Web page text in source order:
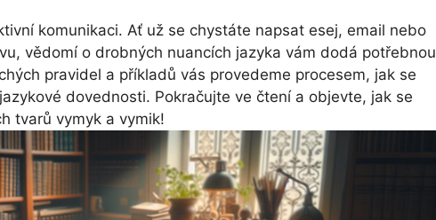
komunikaci. Ať už se chystáte napsat esej, email nebo
vědomí o drobných nuancích jazyka vám dodá potřebnou
pravidel a příkladů vás provedeme procesem, jak se
dovednosti. Pokračujte ve čtení a objevte, jak se
tvarů vymyk a vymik!